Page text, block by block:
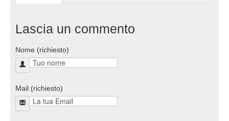
Lascia un commento
Nome (richiesto)
Mail (richiesto)